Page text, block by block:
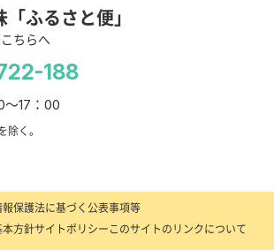
ふるさと便」
ちらへ
188
17：00
く。
報保護法に基づく公表事項等
本方針サイトポリシー このサイトのリンクについて